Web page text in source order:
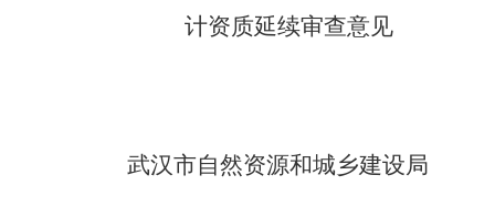
计资质延续审查意见
武汉市自然资源和城乡建设局